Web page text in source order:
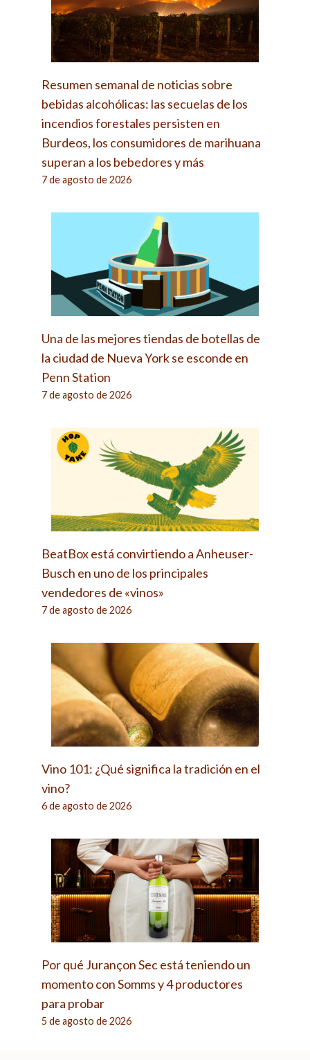
Resumen semanal de noticias sobre
bebidas alcohólicas: las secuelas de los
incendios forestales persisten en
Burdeos, los consumidores de marihuana
superan a los bebedores y más
7 de agosto de 2026
Una de las mejores tiendas de botellas de
la ciudad de Nueva York se esconde en
Penn Station
7 de agosto de 2026
BeatBox está convirtiendo a Anheuser-
Busch en uno de los principales
vendedores de «vinos»
7 de agosto de 2026
Vino 101: ¿Qué significa la tradición en el
vino?
6 de agosto de 2026
Por qué Jurançon Sec está teniendo un
momento con Somms y 4 productores
para probar
5 de agosto de 2026